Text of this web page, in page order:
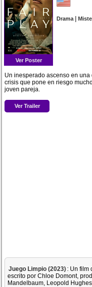
Ver Poster
Drama|
Un inesperado ascenso en
crisis que pone en riesgo
joven pareja.
Ver Trailer
Juego Limpio (2023) : Un film
escrito por Chloe Domont,
Mandelbaum, Leopold